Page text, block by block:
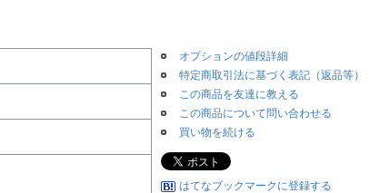
オプションの値段詳細
特定商取引法に基づく表記（返品等）
この商品を友達に教える
この商品について問い合わせる
買い物を続ける
はてなブックマークに登録する